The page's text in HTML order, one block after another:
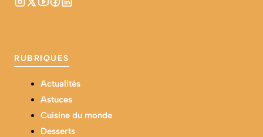
RUBRIQUES
Actualités
Astuces
Cuisine du monde
Desserts